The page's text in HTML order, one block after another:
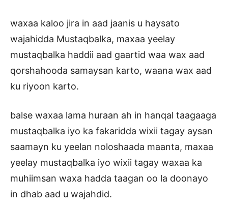
waxaa kaloo jira in aad jaanis u haysato
wajahidda Mustaqbalka, maxaa yeelay
mustaqbalka haddii aad gaartid waa wax aad
qorshahooda samaysan karto, waana wax aad
ku riyoon karto.
balse waxaa lama huraan ah in hanqal taagaaga
mustaqbalka iyo ka fakaridda wixii tagay aysan
saamayn ku yeelan noloshaada maanta, maxaa
yeelay mustaqbalka iyo wixii tagay waxaa ka
muhiimsan waxa hadda taagan oo la doonayo
in dhab aad u wajahdid.